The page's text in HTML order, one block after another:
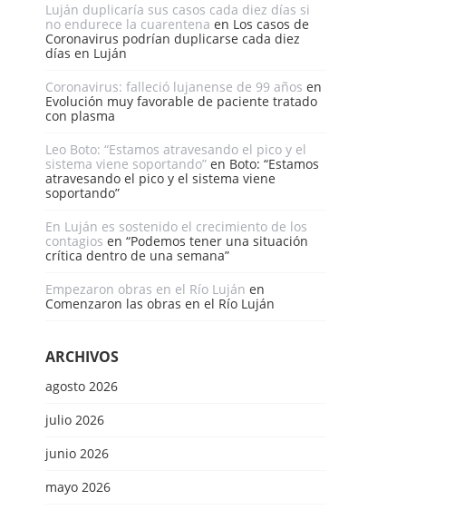
Luján duplicaría sus casos cada diez días si
no endurece la cuarentena en Los casos de
Coronavirus podrían duplicarse cada diez
días en Luján
Coronavirus: falleció lujanense de 99 años en
Evolución muy favorable de paciente tratado
con plasma
Leo Boto: “Estamos atravesando el pico y el
sistema viene soportando” en Boto: “Estamos
atravesando el pico y el sistema viene
soportando”
En Luján es sostenido el crecimiento de los
contagios en “Podemos tener una situación
crítica dentro de una semana”
Empezaron obras en el Río Luján en
Comenzaron las obras en el Río Luján
ARCHIVOS
agosto 2026
julio 2026
junio 2026
mayo 2026